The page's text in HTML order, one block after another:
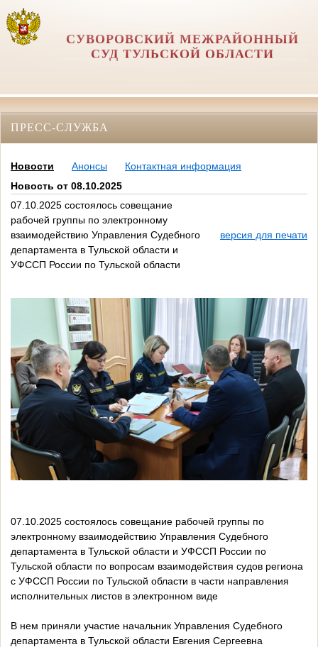
СУВОРОВСКИЙ МЕЖРАЙОННЫЙ
СУД ТУЛЬСКОЙ ОБЛАСТИ
ПРЕСС-СЛУЖБА
Новости Анонсы
Контактная информация
Новость от 08.10.2025
07.10.2025 состоялось совещание
рабочей группы по электронному
взаимодействию Управления Судебного
департамента в Тульской области и
УФССП России по Тульской области
версия для печати
07.10.2025 состоялось совещание рабочей группы по
электронному взаимодействию Управления Судебного
департамента в Тульской области и УФССП России по
Тульской области по вопросам взаимодействия судов региона
с УФССП России по Тульской области в части направления
исполнительных листов в электронном виде
В нем приняли участие начальник Управления Судебного
департамента в Тульской области Евгения Сергеевна